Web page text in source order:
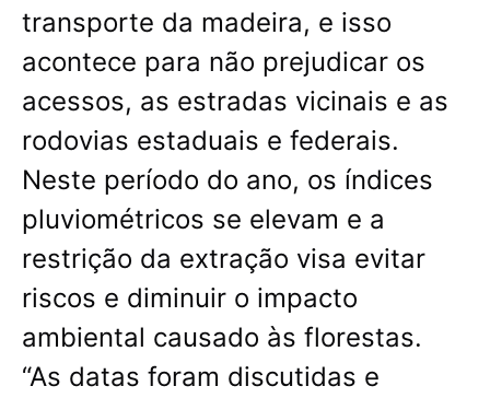
transporte da madeira, e isso
acontece para não prejudicar os
acessos, as estradas vicinais e as
rodovias estaduais e federais.
Neste período do ano, os índices
pluviométricos se elevam e a
restrição da extração visa evitar
riscos e diminuir o impacto
ambiental causado às florestas.
“As datas foram discutidas e